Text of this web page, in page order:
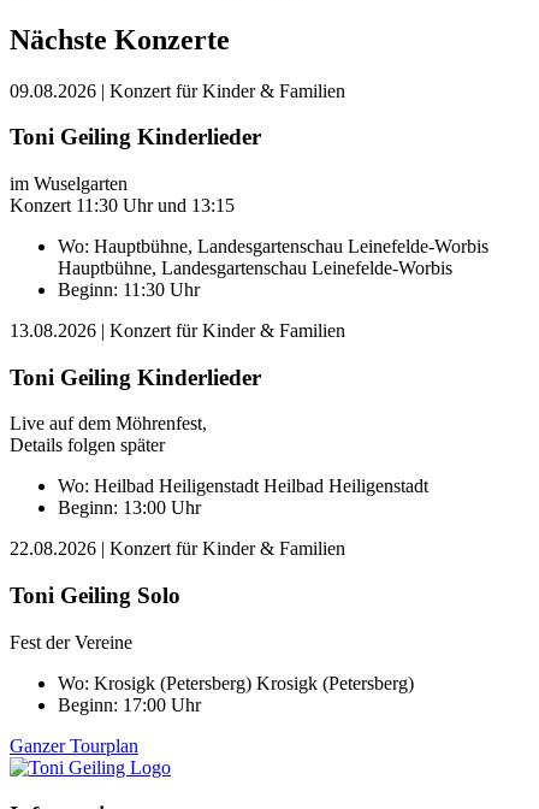
Nächste Konzerte
09.08.2026 | Konzert für Kinder & Familien
Toni Geiling Kinderlieder
im Wuselgarten
Konzert 11:30 Uhr und 13:15
Wo: Hauptbühne, Landesgartenschau Leinefelde-Worbis
Hauptbühne, Landesgartenschau Leinefelde-Worbis
Beginn: 11:30 Uhr
13.08.2026 | Konzert für Kinder & Familien
Toni Geiling Kinderlieder
Live auf dem Möhrenfest,
Details folgen später
Wo: Heilbad Heiligenstadt Heilbad Heiligenstadt
Beginn: 13:00 Uhr
22.08.2026 | Konzert für Kinder & Familien
Toni Geiling Solo
Fest der Vereine
Wo: Krosigk (Petersberg) Krosigk (Petersberg)
Beginn: 17:00 Uhr
Ganzer Tourplan